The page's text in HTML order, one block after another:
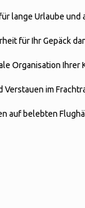
lange Urlaube und
für Ihr Gepäck
Organisation Ihrer
im
auf belebten